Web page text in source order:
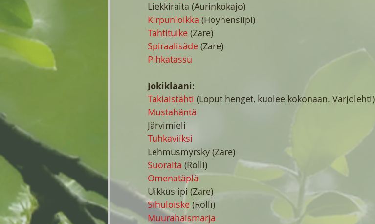
Liekkiraita (Aurinkokajo)
Kirpunloikka (Höyhensiipi)
Tähtituike (Zare)
Spiraalisäde (Zare)
Pihkatassu
Jokiklaani:
Takiaistähti (Loput henget, kuolee kokonaan. Varjolehti)
Mustahäntä
Järvimieli
Tuhkaviiksi
Lehmusmyrsky (Zare)
Suoraita (Rölli)
Omenatäplä
Uikkusiipi (Zare)
Sihuloiske (Rölli)
Muurahaismarja